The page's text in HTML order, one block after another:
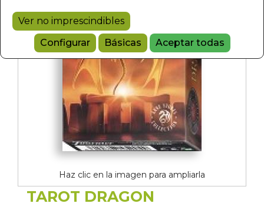
Ver no imprescindibles
Configurar
Básicas Aceptar todas
Haz clic en la imagen para ampliarla
TAROT DRAGON